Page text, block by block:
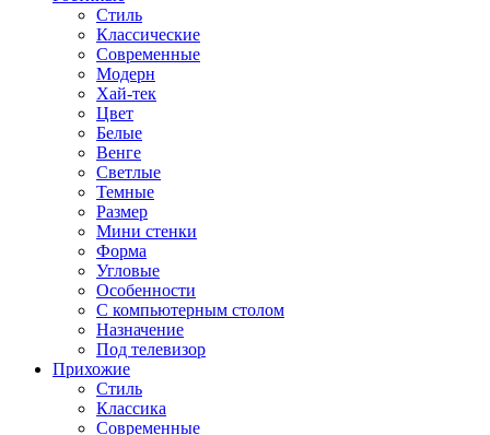
Стиль
Классические
Современные
Модерн
Хай-тек
Цвет
Белые
Венге
Светлые
Темные
Размер
Мини стенки
Форма
Угловые
Особенности
С компьютерным столом
Назначение
Под телевизор
Прихожие
Стиль
Классика
Современные